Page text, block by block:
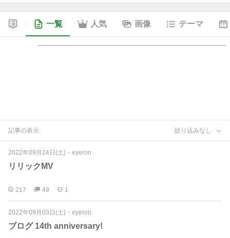
一覧 人気 画像 テーマ
記事の表示 絞り込みなし
2022年09月24日(土) ・ eyeron
リリックMV
217 48 1
2022年09月03日(土) ・ eyeron
ブログ 14th anniversary!